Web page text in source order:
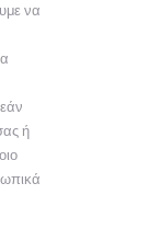
να
ή